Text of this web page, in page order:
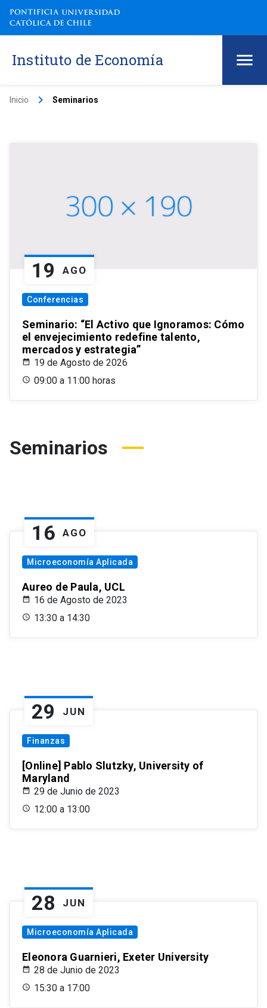
Instituto de Economía
Inicio keyboard_arrow_right Seminarios
19 AGO
Conferencias
Seminario: “El Activo que Ignoramos: Cómo
el envejecimiento redefine talento,
mercados y estrategia”
19 de Agosto de 2026
09:00 a 11:00 horas
Seminarios
16 AGO
Microeconomía Aplicada
Aureo de Paula, UCL
16 de Agosto de 2023
13:30 a 14:30
29 JUN
Finanzas
[Online] Pablo Slutzky, University of
Maryland
29 de Junio de 2023
12:00 a 13:00
28 JUN
Microeconomía Aplicada
Eleonora Guarnieri, Exeter University
28 de Junio de 2023
15:30 a 17:00